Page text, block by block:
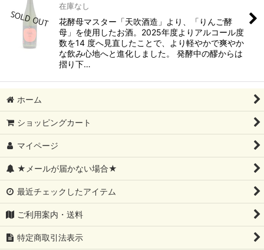
在庫なし
花酵母マスター「天吹酒造」より、「りんご酵
母」を使用したお酒。2025年度よりアルコール度
数を14 度へ見直したことで、より軽やかで爽やか
な飲み心地へと進化しました。 発酵中の醪からは
摺り下…
ホーム
ショッピングカート
マイページ
★メールが届かない場合★
最近チェックしたアイテム
ご利用案内・送料
特定商取引法表示